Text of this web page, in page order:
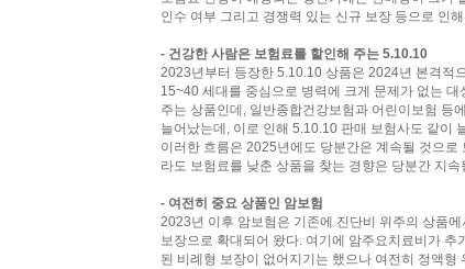
인수 여부 그리고 경쟁력 있는 신규 보장 등으로 인
- 건강한 사람은 보험료를 할인해 주는 5.10.10
2023년부터 등장한 5.10.10 상품은 2024년 본격적
15~40 세대를 중심으로 병력에 크게 문제가 없는
주는 상품인데, 일반종합건강보험과 어린이보험 등
늘어났는데, 이로 인해 5.10.10 판매 보험사도 같이
이러한 흐름은 2025년에도 당분간은 계속될 것으로
라도 보험료를 낮춘 상품을 찾는 경향은 당분간 지
- 여전히 중요 상품인 암보험
2023년 이후 암보험은 기존에 진단비 위주의 상품
보장으로 확대되어 왔다. 여기에 암주요치료비가 추
된 비례형 보장이 없어지기는 했으나 여전히 정액